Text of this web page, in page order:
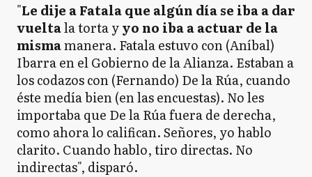
"Le dije a Fatala que algún día se iba a dar
vueltala torta yyo no iba a actuar de la
mismamanera. Fatala estuvo con (Aníbal)
Ibarra en el Gobierno de la Alianza. Estaban a
los codazos con (Fernando) De la Rúa, cuando
éste medía bien (en las encuestas). No les
importaba que De la Rúa fuera de derecha,
como ahora lo califican. Señores, yo hablo
clarito. Cuando hablo, tiro directas. No
indirectas", disparó.